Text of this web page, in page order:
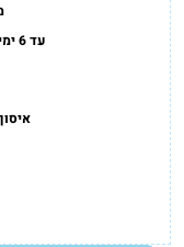
עד 6 ימי עסקים, בדר"כ מגיע קודם :)